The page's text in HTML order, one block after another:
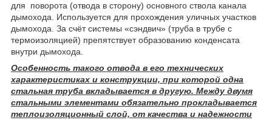
для поворота (отвода в сторону) основного ствола канала
дымохода. Используется для прохождения уличных участков
дымохода. За счёт системы «сэндвич» (труба в трубе с
термоизоляцией) препятствует образованию конденсата
внутри дымохода.
Особенность такого отвода в его технических
характеристиках и конструкции, при которой одна
стальная труба вкладывается в другую. Между двумя
стальными элементами обязательно прокладывается
теплоизоляционный слой, от качества и надежности